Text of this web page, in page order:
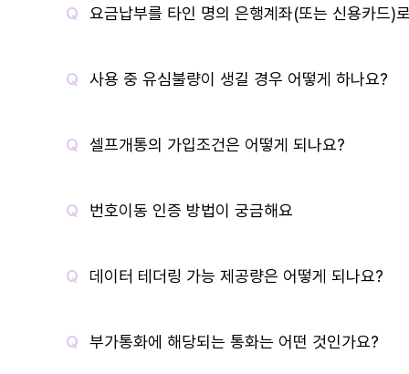
요금납부를 타인 명의 은행계좌(또는 신용카드)
사용 중 유심불량이 생길 경우 어떻게 하나요?
셀프개통의 가입조건은 어떻게 되나요?
번호이동 인증 방법이 궁금해요
데이터 테더링 가능 제공량은 어떻게 되나요?
부가통화에 해당되는 통화는 어떤 것인가요?